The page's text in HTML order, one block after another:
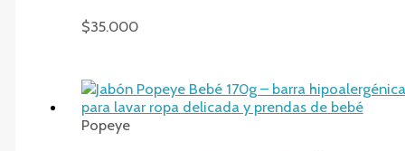
$35.000
Popeye